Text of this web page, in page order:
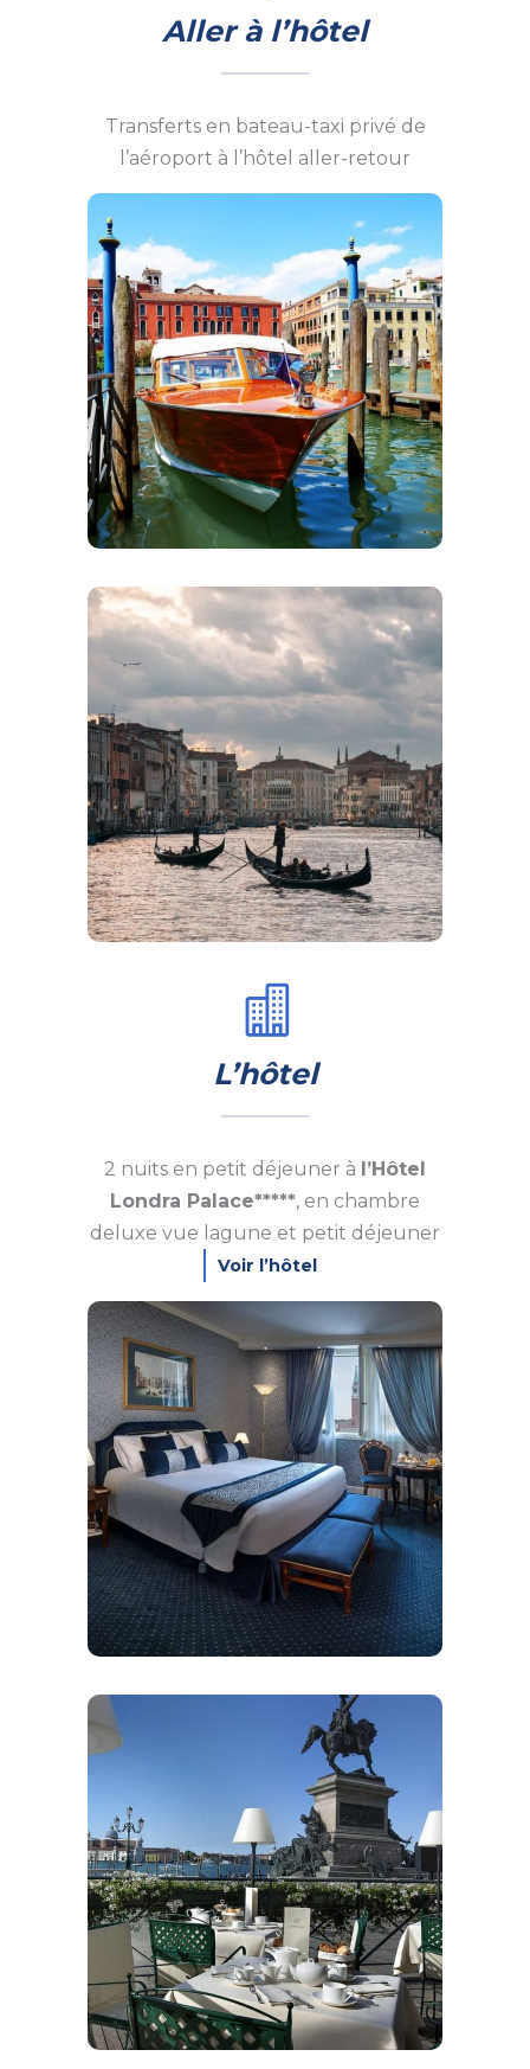
Aller à l’hôtel
Transferts en bateau-taxi privé de
l’aéroport à l’hôtel aller-retour
L’hôtel
2 nuits en petit déjeuner à l’Hôtel
Londra Palace*****, en chambre
deluxe vue lagune et petit déjeuner
Voir l’hôtel